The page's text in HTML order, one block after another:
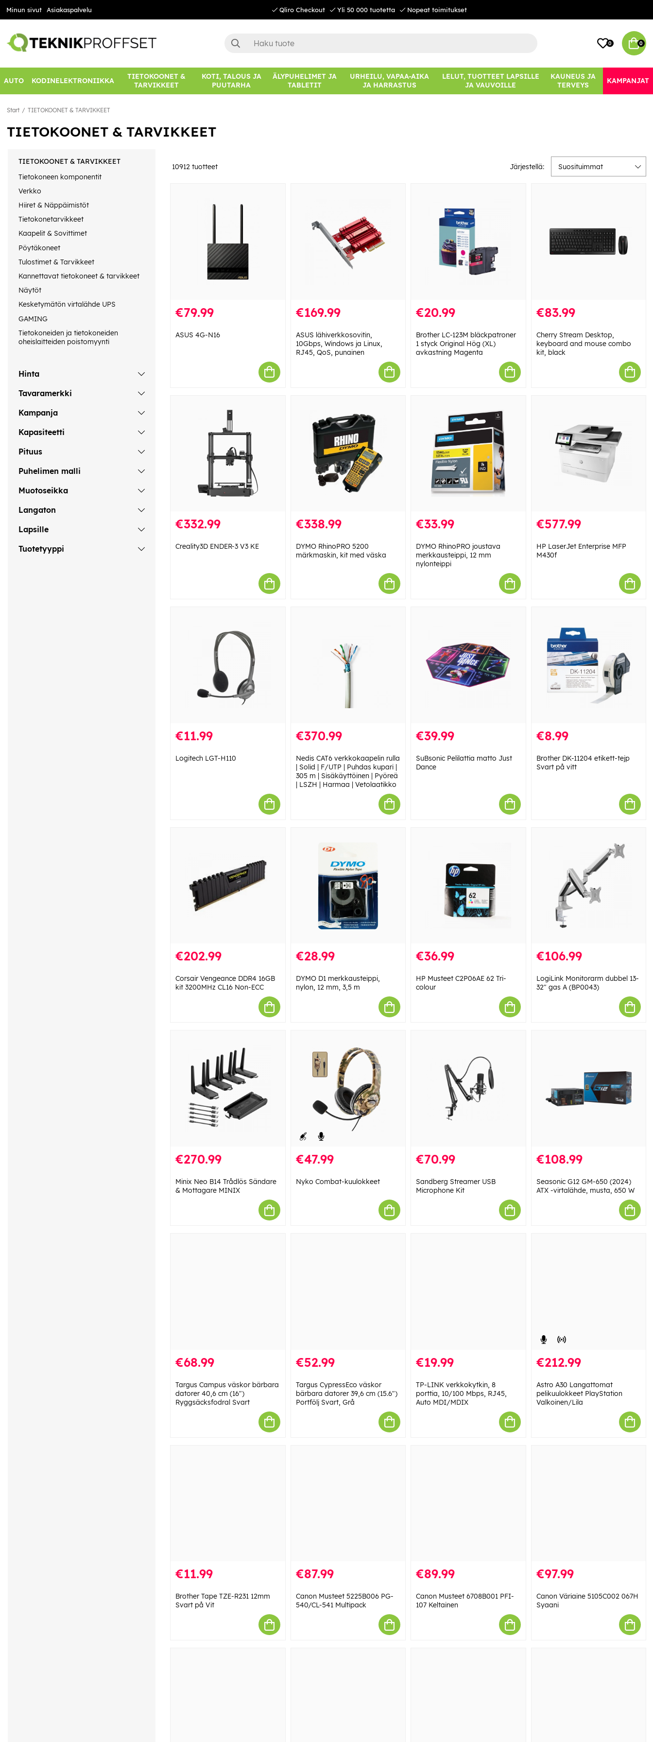
Minun sivut Asiakaspalvelu Qliro Checkout Yli 50 000 tuotetta Nopeat toimitukset
0 0
AUTO KODINELEKTRONIIKKA
TIETOKOONET &
TARVIKKEET
KOTI, TALOUS JA
PUUTARHA
ÄLYPUHELIMET JA
TABLETIT
URHEILU, VAPAA-AIKA
JA HARRASTUS
LELUT, TUOTTEET LAPSILLE
JA VAUVOILLE
KAUNEUS JA
TERVEYS
KAMPANJAT
Start TIETOKOONET & TARVIKKEET
TIETOKOONET & TARVIKKEET
TIETOKOONET & TARVIKKEET
Tietokoneen komponentit
Verkko
Hiiret & Näppäimistöt
Tietokonetarvikkeet
Kaapelit & Sovittimet
Pöytäkoneet
Tulostimet & Tarvikkeet
Kannettavat tietokoneet & tarvikkeet
Näytöt
Kesketymätön virtalähde UPS
GAMING
Tietokoneiden ja tietokoneiden
oheislaitteiden poistomyynti
Hinta
Tavaramerkki
Kampanja
Kapasiteetti
Pituus
Puhelimen malli
Muotoseikka
Langaton
Lapsille
Tuotetyyppi
10912 tuotteet Järjestellä: Suosituimmat
€79.99
ASUS 4G-N16
€169.99
ASUS lähiverkkosovitin,
10Gbps, Windows ja Linux,
RJ45, QoS, punainen
€20.99
Brother LC-123M bläckpatroner
1 styck Original Hög (XL)
avkastning Magenta
€83.99
Cherry Stream Desktop,
keyboard and mouse combo
kit, black
€332.99
Creality3D ENDER-3 V3 KE
€338.99
DYMO RhinoPRO 5200
märkmaskin, kit med väska
€33.99
DYMO RhinoPRO joustava
merkkausteippi, 12 mm
nylonteippi
€577.99
HP LaserJet Enterprise MFP
M430f
€11.99
Logitech LGT-H110
€370.99
Nedis CAT6 verkkokaapelin rulla
| Solid | F/UTP | Puhdas kupari |
305 m | Sisäkäyttöinen | Pyöreä
| LSZH | Harmaa | Vetolaatikko
€39.99
SuBsonic Pelilattia matto Just
Dance
€8.99
Brother DK-11204 etikett-tejp
Svart på vitt
€202.99
Corsair Vengeance DDR4 16GB
kit 3200MHz CL16 Non-ECC
€28.99
DYMO D1 merkkausteippi,
nylon, 12 mm, 3,5 m
€36.99
HP Musteet C2P06AE 62 Tri-
colour
€106.99
LogiLink Monitorarm dubbel 13-
32" gas A (BP0043)
€270.99
Minix Neo B14 Trådlös Sändare
& Mottagare MINIX
€47.99
Nyko Combat-kuulokkeet
€70.99
Sandberg Streamer USB
Microphone Kit
€108.99
Seasonic G12 GM-650 (2024)
ATX -virtalähde, musta, 650 W
€68.99
Targus Campus väskor bärbara
datorer 40,6 cm (16")
Ryggsäcksfodral Svart
€52.99
Targus CypressEco väskor
bärbara datorer 39,6 cm (15.6")
Portfölj Svart, Grå
€19.99
TP-LINK verkkokytkin, 8
porttia, 10/100 Mbps, RJ45,
Auto MDI/MDIX
€212.99
Astro A30 Langattomat
pelikuulokkeet PlayStation
Valkoinen/Lila
€11.99
Brother Tape TZE-R231 12mm
Svart på Vit
€87.99
Canon Musteet 5225B006 PG-
540/CL-541 Multipack
€89.99
Canon Musteet 6708B001 PFI-
107 Keltainen
€97.99
Canon Väriaine 5105C002 067H
Syaani